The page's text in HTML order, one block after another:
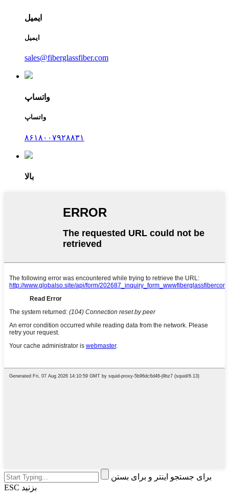
ایمیل
ایمیل
sales@fiberglassfiber.com
واتساپ
واتساپ
۸۶۱۸۰۰۷۹۲۸۸۳۱
بالا
برای جستجو اینتر و برای بستن
ESC بزنید